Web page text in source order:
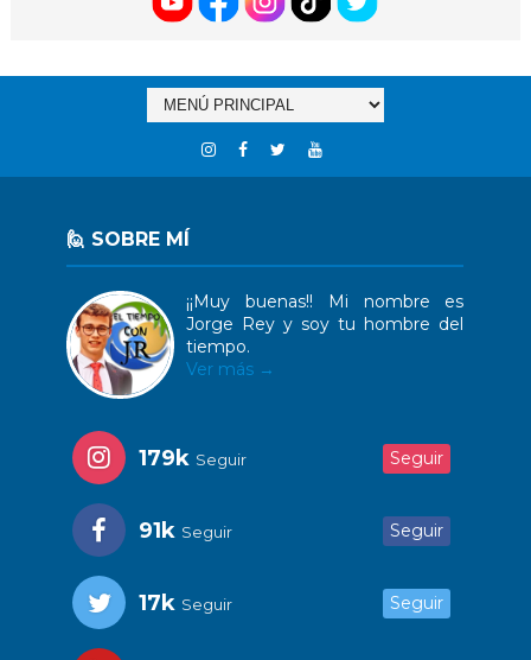
🙋 SOBRE MÍ
¡¡Muy buenas!! Mi nombre es
Jorge Rey y soy tu hombre del
tiempo.
Ver más →
179k Seguir Seguir
91k Seguir Seguir
17k Seguir Seguir